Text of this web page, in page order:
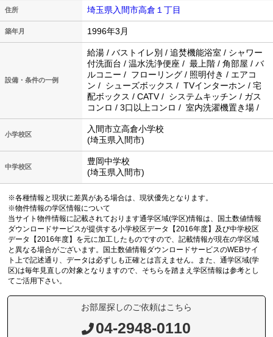
住所 埼玉県入間市高倉１丁目
築年月 1996年3月
設備・条件の一例
給湯 / バストイレ別 / 追焚機能浴室 / シャワー
付洗面台 / 温水洗浄便座 / 最上階 / 角部屋 / バ
ルコニー / フローリング / 照明付き / エアコ
ン / シューズボックス / TVインターホン / 宅
配ボックス / CATV / システムキッチン / ガス
コンロ / 3口以上コンロ / 室内洗濯機置き場 /
小学校区
入間市立高倉小学校
(埼玉県入間市)
中学校区
豊岡中学校
(埼玉県入間市)
※各種情報と現状に差異がある場合は、現状優先となります。
※物件情報の学区情報について
当サイト物件情報に記載されております通学区域(学区)情報は、国土数値情報
ダウンロードサービスが提供する小学校区データ【2016年度】及び中学校区
データ【2016年度】を元に加工したものですので、記載情報が現在の学区域
と異なる場合がございます。国土数値情報ダウンロードサービスのWEBサイ
ト上で記述通り、データは必ずしも正確とは言えません。また、通学区域(学
区)は毎年見直しの対象となりますので、そちらを踏まえ学区情報は参考とし
てご活用下さい。
お部屋探しのご依頼はこちら
04-2948-0110